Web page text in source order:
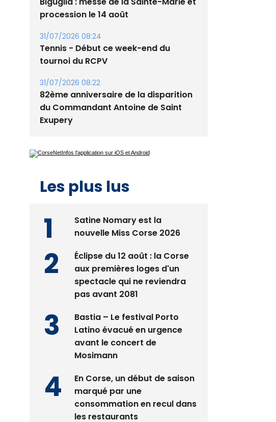
31/07/2026 08:24
tournoi du RCPV
31/07/2026 08:22
du Commandant Antoine de Saint
Exupery
Éclipse du 12 août : la Corse
spectacle qui ne reviendra
pas avant 2081
Bastia – Le festival Porto
avant le concert de
Mosimann
En Corse, un début de saison
consommation en recul dans
les restaurants
La gendarmerie alerte les